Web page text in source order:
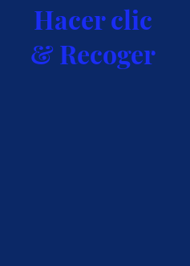
Hacer clic
& Recoger